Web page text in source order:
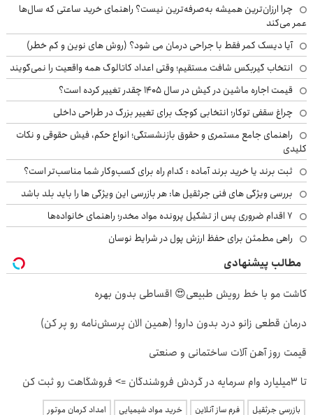
چرا ارزان‌ترین همیشه به‌صرفه‌ترین نیست؟ راهنمای خرید ساعتی که سال‌ها
عمر می‌کند
آیا دیسک کمر فقط با جراحی درمان می شود؟ (روش های نوین و کم خطر)
انتخاب گیربکس شافت مستقیم؛ وقتی اعداد کاتالوگ همه واقعیت را نمی‌گویند
قیمت اجاره ماشین در کیش در سال ۱۴۰۵ چقدر تغییر کرده است؟
چراغ سقفی توکار؛ انتخابی کوچک برای تغییر بزرگ در طراحی داخلی
راهنمای جامع مستمری و حقوق بازنشستگی؛ انواع حکم، فیش حقوقی و نکات
کلیدی
ثبت برند یا خرید برند آماده : کدام راه برای کسب‌وکار شما مناسب‌تر است؟
بررسی ویژگی های فنی جرثقیل ها: هر بازرسی این ویژگی ها را باید بلد باشد
۷ اقدام ضروری پس از تشکیل پرونده مواد مخدر؛ راهنمای خانواده‌ها
راهی مطمئن برای حفظ ارزش پول در شرایط نوسان
مطالب پیشنهادی
کاشت مو با خط رویش طبیعی😍 اقساطی بدون بهره
درمان قطعی زانو درد بدون دارو! (همین الان پرسش‌نامه رو پر کن)
قیمت روز آهن آلات ساختمانی و صنعتی
تا 3میلیارد وام سرمایه در گردش فروشندگان => فروشگاهت رو ثبت کن
بازرسی جرثقیل فرم ساز آنلاین خرید مواد شیمیایی امداد کرمان موتور